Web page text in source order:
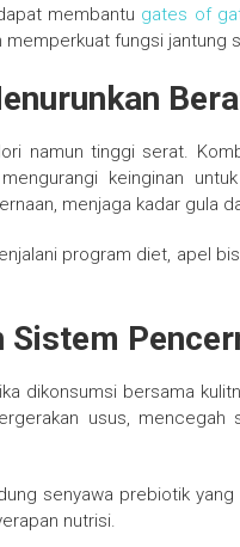
membantu gates of
fungsi jantung
namun tinggi serat.
keinginan
menjaga kadar gula
program diet, apel
Sistem
dikonsumsi bersama
usus, mencegah
senyawa prebiotik
nutrisi.